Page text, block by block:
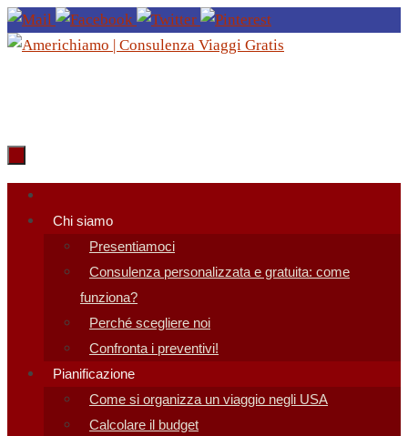
Salta
al
Salta
contenuto
Chi siamo
Presentiamoci
Consulenza personalizzata e gratuita: come
funziona?
Perché scegliere noi
Confronta i preventivi!
Pianificazione
Come si organizza un viaggio negli USA
Calcolare il budget